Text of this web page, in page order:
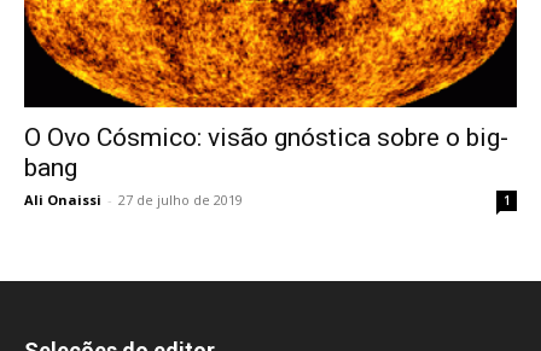
O Ovo Cósmico: visão gnóstica sobre o big-
bang
Ali Onaissi - 27 de julho de 2019 1